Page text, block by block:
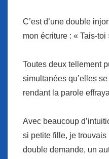
C’est d’une double
mon écriture : « Tais-toi
Toutes deux tellement
simultanées qu’elles
rendant la parole
Avec beaucoup
si petite fille, je
double demande, un